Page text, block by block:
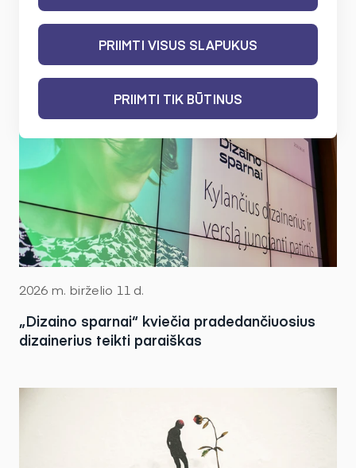
2026 m. birželio 11 d.
„Dizaino sparnai“ kviečia pradedančiuosius
dizainerius teikti paraiškas
PRIIMTI VISUS SLAPUKUS
PRIIMTI TIK BŪTINUS